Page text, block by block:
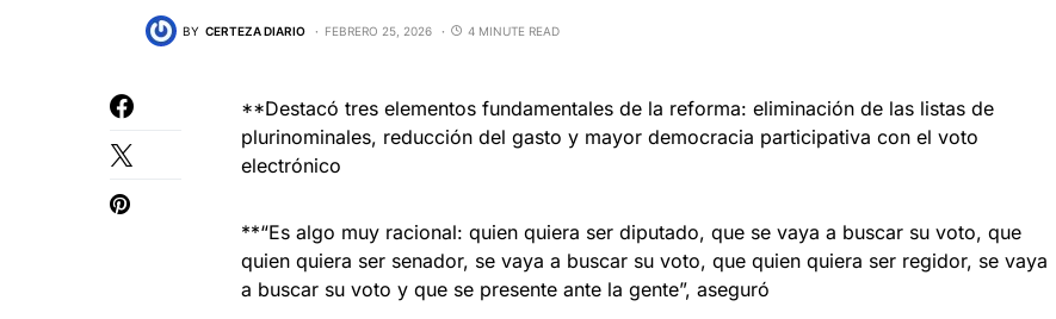
BY CERTEZA DIARIO FEBRERO 25, 2026 4 MINUTE READ
**Destacó tres elementos fundamentales de la reforma: eliminación de las listas de
plurinominales, reducción del gasto y mayor democracia participativa con el voto
electrónico
**“Es algo muy racional: quien quiera ser diputado, que se vaya a buscar su voto, que
quien quiera ser senador, se vaya a buscar su voto, que quien quiera ser regidor, se vaya
a buscar su voto y que se presente ante la gente”, aseguró